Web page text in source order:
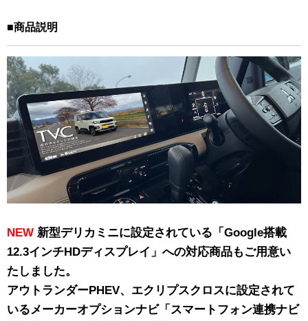
■商品説明
NEW 新型デリカミニに設定されている「Google搭載
12.3インチHDディスプレイ」への対応商品もご用意い
たしました。
アウトランダーPHEV、エクリプスクロスに設定されて
いるメーカーオプションナビ「スマートフォン連携ナビ